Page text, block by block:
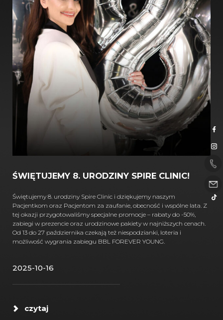
ŚWIĘTUJEMY 8. URODZINY SPIRE CLINIC!
Świętujemy 8. urodziny Spire Clinic i dziękujemy naszym
Pacjentkom oraz Pacjentom za zaufanie, obecność i wspólne lata. Z
tej okazji przygotowaliśmy specjalne promocje – rabaty do -50%,
zabiegi w prezencie oraz urodzinowe pakiety w najniższych cenach.
Od 13 do 27 października czekają też niespodzianki, loteria i
możliwość wygrania zabiegu BBL FOREVER YOUNG.
2025-10-16
czytaj